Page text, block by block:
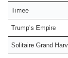
Timee
Trump’s Empire
Solitaire Grand